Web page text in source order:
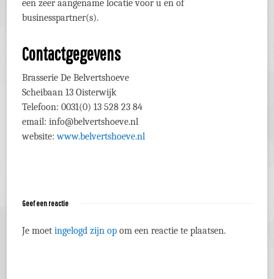
een zeer aangename locatie voor u en of
businesspartner(s).
Contactgegevens
Brasserie De Belvertshoeve
Scheibaan 13 Oisterwijk
Telefoon: 0031(0) 13 528 23 84
email: info@belvertshoeve.nl
website:www.belvertshoeve.nl
Geef een reactie
Je moetingelogd zijn op om een reactie te plaatsen.